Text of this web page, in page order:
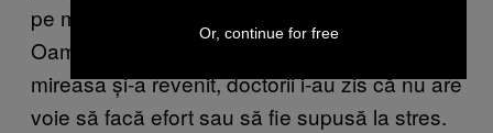
pe mire că o să fie ok, și am continuat.
Oamenii au fost foarte ok cu asta. După ce
mireasa și-a revenit, doctorii i-au zis că nu are
voie să facă efort sau să fie supusă la stres.
Or, continue for free